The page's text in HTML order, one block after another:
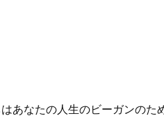
あなたの人生のビーガンのた